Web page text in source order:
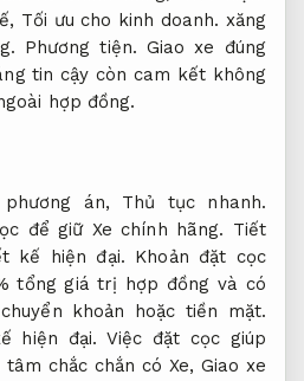
Tối ưu cho kinh doanh. xăng
Phương tiện. Giao xe đúng
tin cậy còn cam kết không
hợp đồng.
án, Thủ tục nhanh.
để giữ Xe chính hãng. Tiết
kế hiện đại. Khoản đặt cọc
tổng giá trị hợp đồng và có
khoản hoặc tiền mặt.
hiện đại. Việc đặt cọc giúp
chắc chắn có Xe, Giao xe